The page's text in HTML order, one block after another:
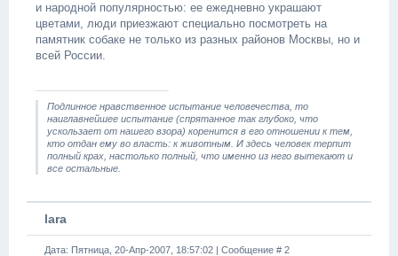
и народной популярностью: ее ежедневно украшают
цветами, люди приезжают специально посмотреть на
памятник собаке не только из разных районов Москвы, но и
всей России.
Подлинное нравственное испытание человечества, то
наиглавнейшее испытание (спрятанное так глубоко, что
ускользает от нашего взора) коренится в его отношении к тем,
кто отдан ему во власть: к животным. И здесь человек терпит
полный крах, настолько полный, что именно из него вытекают и
все остальные.
lara
Дата: Пятница, 20-Апр-2007, 18:57:02 | Сообщение # 2